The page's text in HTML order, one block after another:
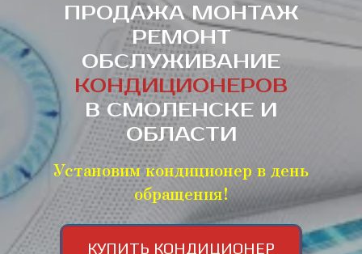
ПРОДАЖА МОНТАЖ
РЕМОНТ
ОБСЛУЖИВАНИЕ
КОНДИЦИОНЕРОВ
В СМОЛЕНСКЕ И
ОБЛАСТИ
Установим кондиционер в день
обращения!
КУПИТЬ КОНДИЦИОНЕР